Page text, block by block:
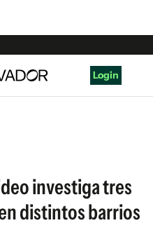
Login
investiga tres
distintos barrios